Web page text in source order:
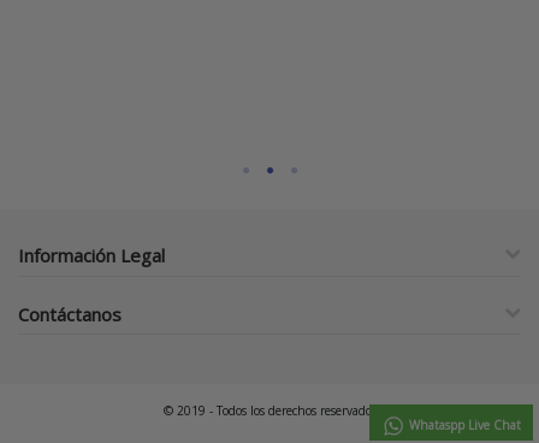
Información Legal
Contáctanos
Whataspp Live Chat
© 2019 - Todos los derechos reservados